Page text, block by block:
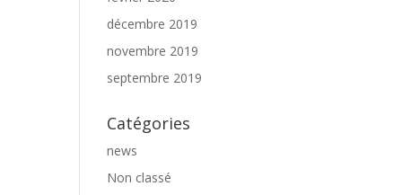
décembre 2019
novembre 2019
septembre 2019
Catégories
news
Non classé